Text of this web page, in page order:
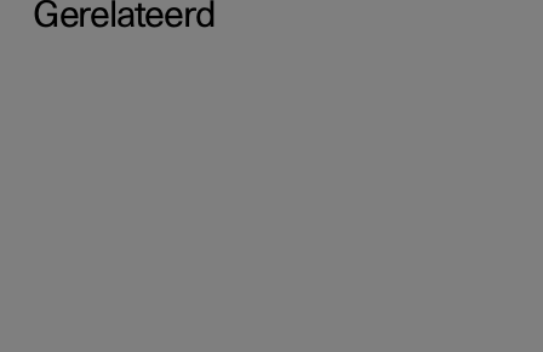
Gerelateerd